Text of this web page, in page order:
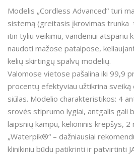
Modelis „Cordless Advanced“ turi
sistemą (greitasis įkrovimas trunka
itin tyliu veikimu, vandeniui atspariu
naudoti mažose patalpose,
kelių skirtingų spalvų modelių.
Valomose vietose pašalina iki 99,9
procentų efektyviau užtikrina sveiką
siūlas. Modelio charakteristikos: 4
srovės stiprumo lygiai, antgalis gali
laipsnių kampu, kelioninis krepšys,
„Waterpik®“ – dažniausiai
klinikiniu būdu patikrinti ir patvirtinti